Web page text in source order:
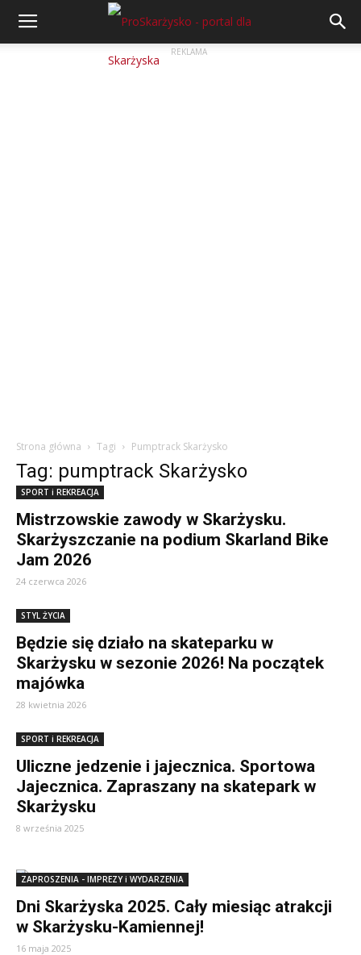
REKLAMA
Strona główna Tagi Pumptrack Skarżysko
Tag: pumptrack Skarżysko
SPORT i REKREACJA
Mistrzowskie zawody w Skarżysku.
Skarżyszczanie na podium Skarland Bike
Jam 2026
24 czerwca 2026
STYL ŻYCIA
Będzie się działo na skateparku w
Skarżysku w sezonie 2026! Na początek
majówka
28 kwietnia 2026
SPORT i REKREACJA
Uliczne jedzenie i jajecznica. Sportowa
Jajecznica. Zapraszany na skatepark w
Skarżysku
8 września 2025
ZAPROSZENIA - IMPREZY i WYDARZENIA
Dni Skarżyska 2025. Cały miesiąc atrakcji
w Skarżysku-Kamiennej!
16 maja 2025